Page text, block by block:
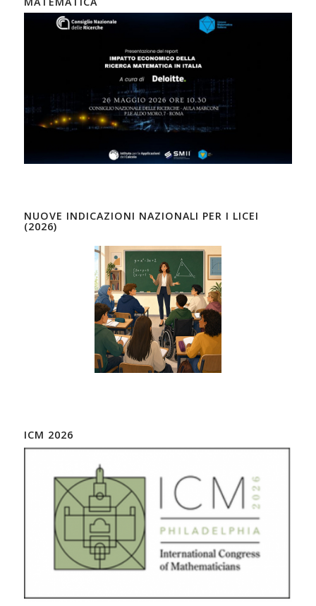
NUOVE INDICAZIONI NAZIONALI PER I LICEI
(2026)
ICM 2026